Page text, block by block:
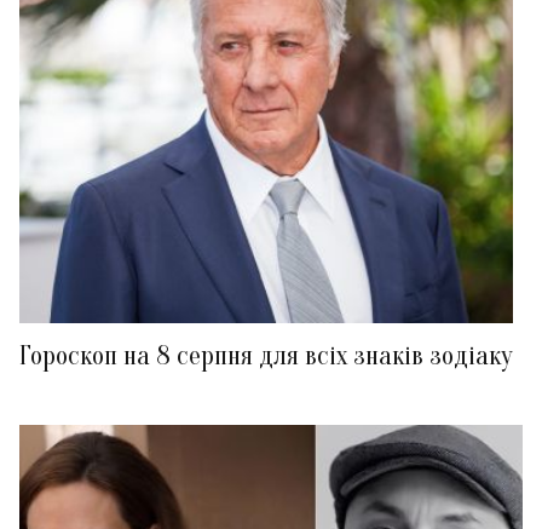
Гороскоп на 8 серпня для всіх знаків зодіаку